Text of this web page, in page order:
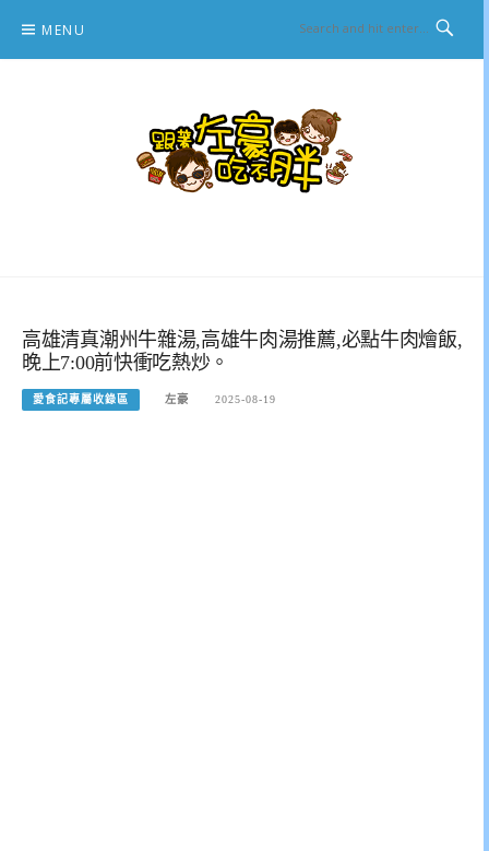
content
MENU
高雄清真潮州牛雜湯,高雄牛肉湯推薦,必點牛肉燴飯,
晚上7:00前快衝吃熱炒。
愛食記專屬收錄區 左豪 2025-08-19